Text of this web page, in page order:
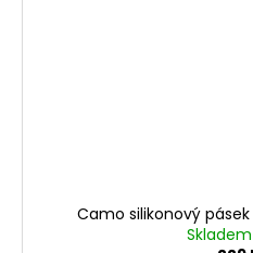
Camo silikonový pásek
Skladem